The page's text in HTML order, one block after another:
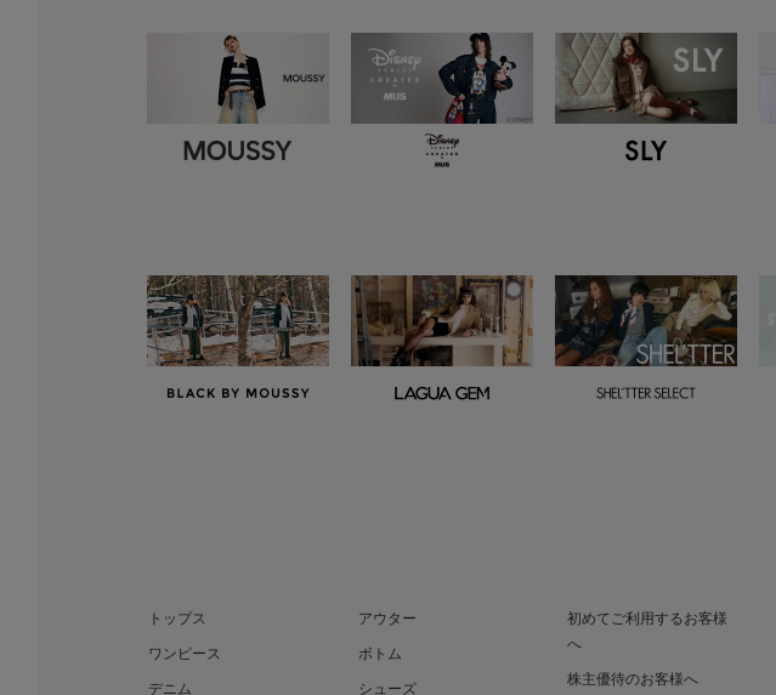
トップス
アウター
ワンピース
ボトム
デニム
シューズ
初めてご利用するお客様
へ
株主優待のお客様へ